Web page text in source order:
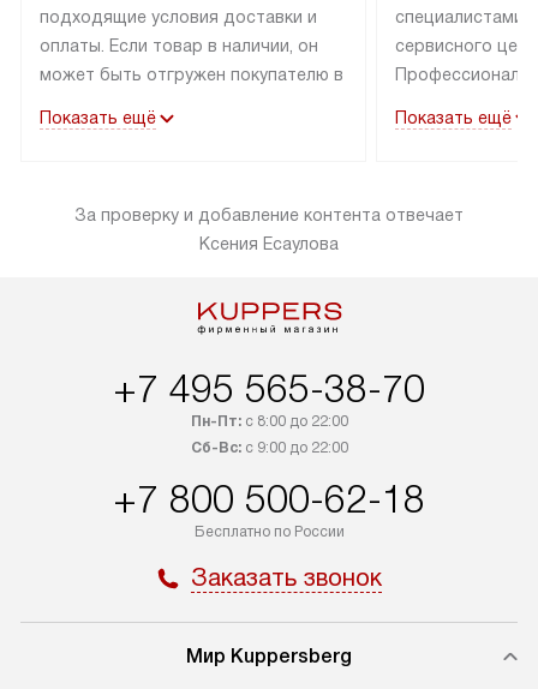
подходящие условия доставки и
оплаты. Если товар в наличии, он
может быть отгружен покупателю в
специальным лейблом
оплачивается дополнительно.
Возможна доставка товаров по
Показать ещё
специалистами
сервисного
эксплуатации
подключается
Показать ещё
За проверку и добавление контента отвечает
Ксения Есаулова
+7 495 565-38-70
Пн-Пт:с 8:00 до 22:00
Сб-Вс:с 9:00 до 22:00
+7 800 500-62-18
Бесплатно по России
Заказать звонок
Мир Kuppersberg